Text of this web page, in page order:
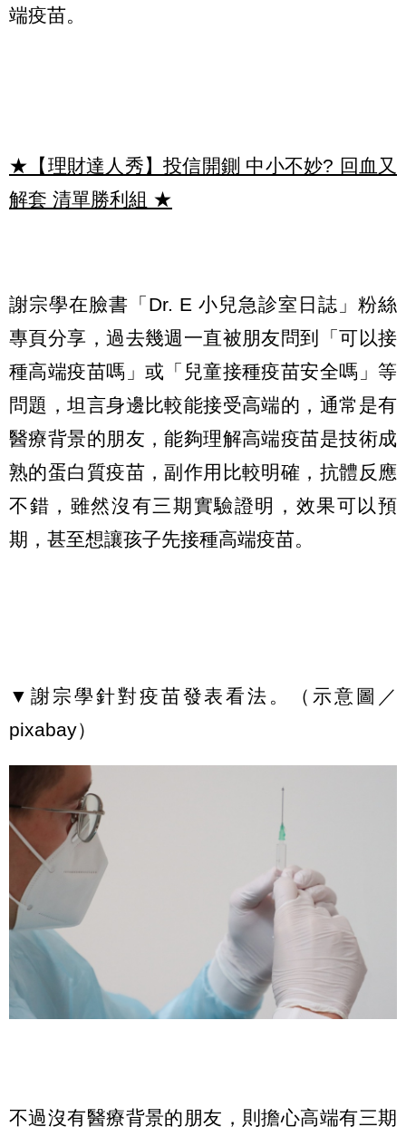
端疫苗。
★【理財達人秀】投信開鍘 中小不妙? 回血又
解套 清單勝利組 ★
謝宗學在臉書「Dr. E 小兒急診室日誌」粉絲
專頁分享，過去幾週一直被朋友問到「可以接
種高端疫苗嗎」或「兒童接種疫苗安全嗎」等
問題，坦言身邊比較能接受高端的，通常是有
醫療背景的朋友，能夠理解高端疫苗是技術成
熟的蛋白質疫苗，副作用比較明確，抗體反應
不錯，雖然沒有三期實驗證明，效果可以預
期，甚至想讓孩子先接種高端疫苗。
▼謝宗學針對疫苗發表看法。（示意圖／
pixabay）
不過沒有醫療背景的朋友，則擔心高端有三期